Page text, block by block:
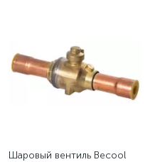
элементы)
90
Шаровый вентиль Becool